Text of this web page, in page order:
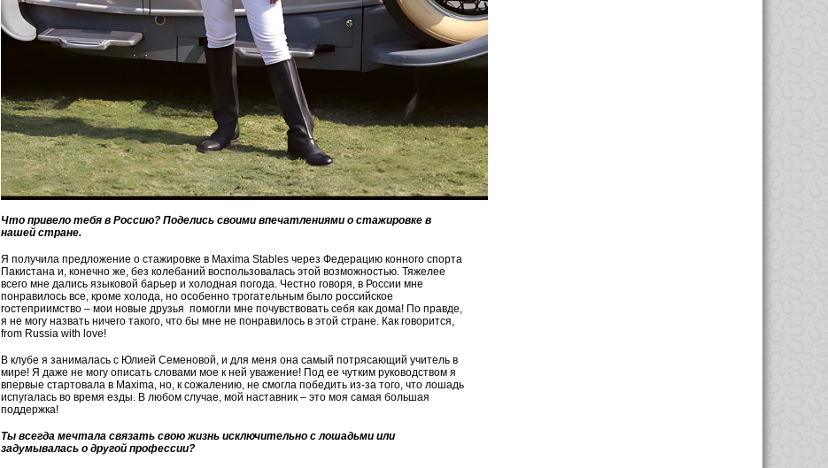
Что привело тебя в Россию? Поделись своими впечатлениями о стажировке в
нашей стране.
Я получила предложение о стажировке в Maxima Stables через Федерацию конного спорта
Пакистана и, конечно же, без колебаний воспользовалась этой возможностью. Тяжелее
всего мне дались языковой барьер и холодная погода. Честно говоря, в России мне
понравилось все, кроме холода, но особенно трогательным было российское
гостеприимство – мои новые друзья помогли мне почувствовать себя как дома! По правде,
я не могу назвать ничего такого, что бы мне не понравилось в этой стране. Как говорится,
from Russia with love!
В клубе я занималась с Юлией Семеновой, и для меня она самый потрясающий учитель в
мире! Я даже не могу описать словами мое к ней уважение! Под ее чутким руководством я
впервые стартовала в Maxima, но, к сожалению, не смогла победить из-за того, что лошадь
испугалась во время езды. В любом случае, мой наставник – это моя самая большая
поддержка!
Ты всегда мечтала связать свою жизнь исключительно с лошадьми или
задумывалась о другой профессии?